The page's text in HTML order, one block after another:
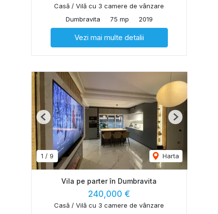
Casă / Vilă cu 3 camere de vânzare
Dumbravita
75 mp 2019
Vezi mai multe detalii
1 / 9 Harta
Previous Next
Vila pe parter în Dumbravita
240,000 €
Casă / Vilă cu 3 camere de vânzare